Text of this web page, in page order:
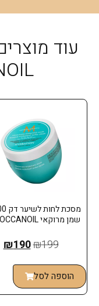
עוד
שמן מרוקאי MOROCCANOIL
₪199
₪190
הוספה לסל